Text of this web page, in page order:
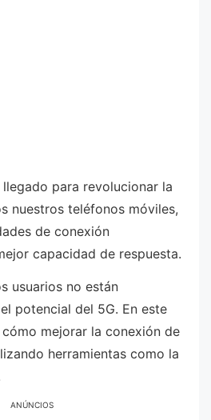
para revolucionar la
nuestros teléfonos móviles,
de conexión
capacidad de respuesta.
usuarios no están
potencial del 5G. En este
mejorar la conexión de
herramientas como la
ANÚNCIOS